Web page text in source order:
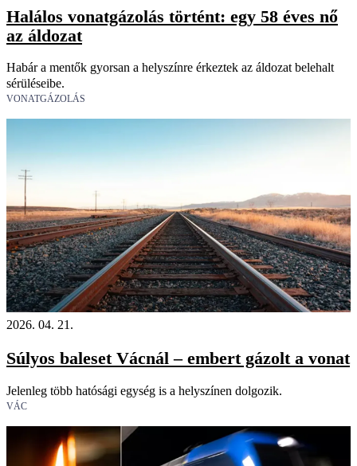
Halálos vonatgázolás történt: egy 58 éves nő
az áldozat
Habár a mentők gyorsan a helyszínre érkeztek az áldozat belehalt
sérüléseibe.
VONATGÁZOLÁS
2026. 04. 21.
Súlyos baleset Vácnál – embert gázolt a vonat
Jelenleg több hatósági egység is a helyszínen dolgozik.
VÁC